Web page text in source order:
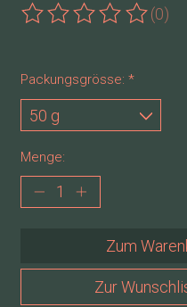
Die Bewertung dieses
(0)
Packungsgrösse: *
Menge:
Zum
Zur